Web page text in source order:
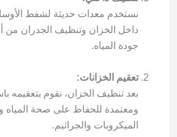
نستخدم معدات حديثة لشفط
داخل الخزان وتنظيف الجدران من
جودة المياه.
تعقيم الخزانات:
بعد تنظيف الخزان، نقوم بتعقيمه
ومعتمدة للحفاظ على صحة
الميكروبات والجراثيم.